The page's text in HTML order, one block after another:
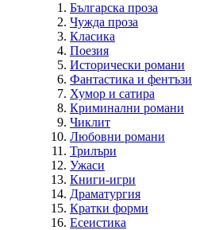
Българска проза
Чужда проза
Класика
Поезия
Исторически романи
Фантастика и фентъзи
Хумор и сатира
Криминални романи
Чиклит
Любовни романи
Трилъри
Ужаси
Книги-игри
Драматургия
Кратки форми
Есеистика